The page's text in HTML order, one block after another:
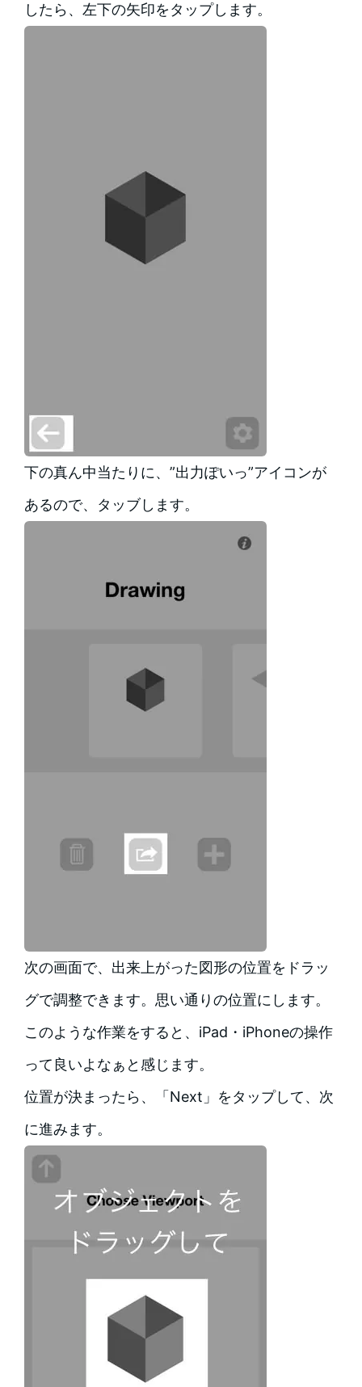
したら、左下の矢印をタップします。
下の真ん中当たりに、”出力ぽいっ”アイコンが
あるので、タッブします。
次の画面で、出来上がった図形の位置をドラッ
グで調整できます。思い通りの位置にします。
このような作業をすると、iPad・iPhoneの操作
って良いよなぁと感じます。
位置が決まったら、「Next」をタップして、次
に進みます。